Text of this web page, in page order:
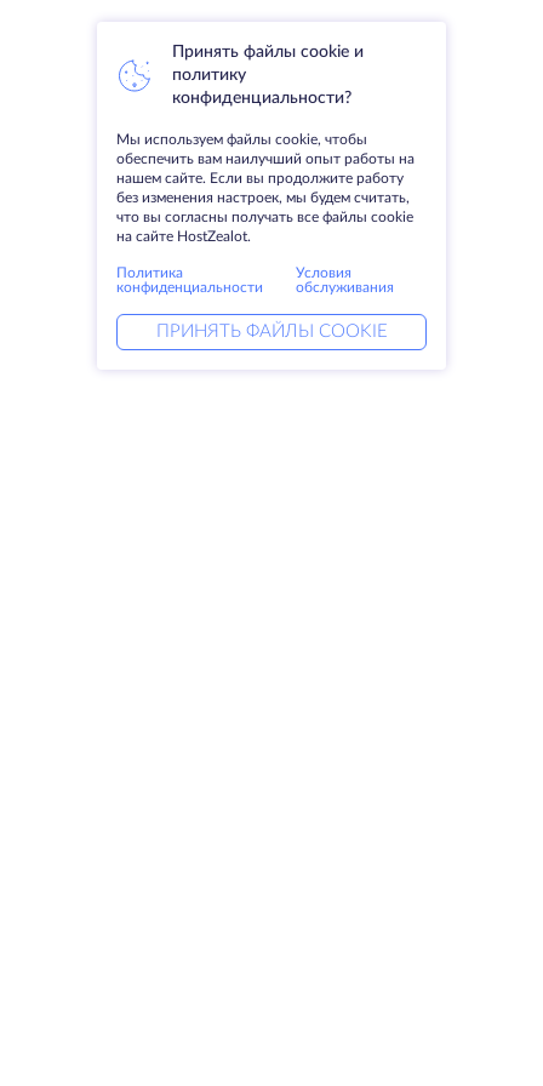
Принять файлы cookie и
политику
конфиденциальности?
Мы используем файлы cookie, чтобы
обеспечить вам наилучший опыт работы на
нашем сайте. Если вы продолжите работу
без изменения настроек, мы будем считать,
что вы согласны получать все файлы cookie
на сайте HostZealot.
Политика
конфиденциальности
Условия
обслуживания
ПРИНЯТЬ ФАЙЛЫ COOKIE